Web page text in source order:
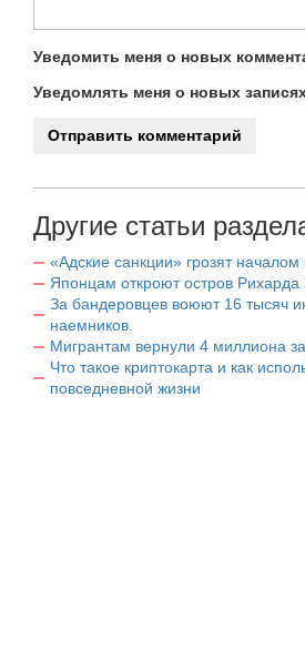
Уведомить меня о новых
Уведомлять меня о новых
Другие статьи
«Адские санкции» грозят
Японцам откроют остров Рихарда
За бандеровцев воюют 16 тысяч
наемников.
Мигрантам вернули 4 миллиона
Что такое криптокарта и как
повседневной жизни